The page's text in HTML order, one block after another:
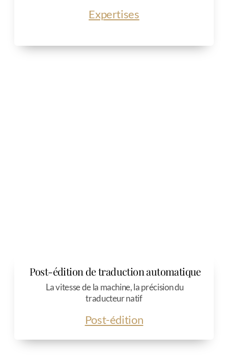
Expertises
Post-édition de traduction automatique
La vitesse de la machine, la précision du
traducteur natif
Post-édition